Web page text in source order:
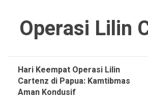
Operasi Lilin
Hari Keempat Operasi Lilin
Cartenz di Papua: Kamtibmas
Aman Kondusif